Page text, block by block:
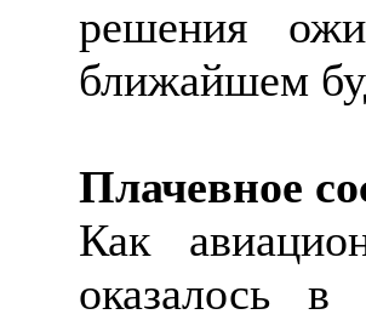
решения
ближайшем
Плачевное
Как
оказалось в